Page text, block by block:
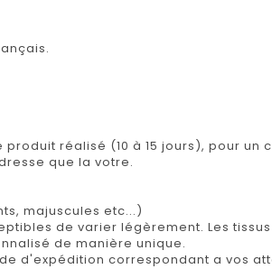
réalisé (10 à 15 jours), pour
que la votre.
majuscules etc...)
de varier légèrement. Les
de manière unique.
d'expédition correspondant a vos